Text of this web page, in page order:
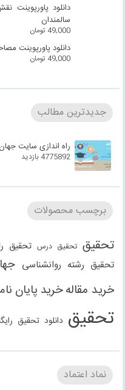
دانلود پاورپوینت
سالمندان
49,000 تومان
دانلود پاورپوینت
49,000 تومان
جدیدترین مطالب
راه اندازی سایت
4775892 بازدید
برچسب محصولات
تحقیق تحقیق درس تحقیق
تحقیق رشته روانشناسی
خرید مقالهخرید پایان
تحقیق دانلود تحقیق
دانلود مقاله دانلود
انسانی دانلود مقاله رشته
نماد اعتماد